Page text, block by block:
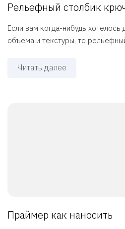
Рельефный столбик
Если вам когда-нибудь хотелось
объема и текстуры, то
Читать далее
Праймер как наносить